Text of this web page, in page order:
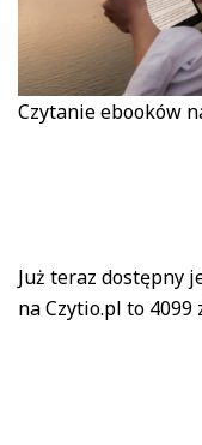
Czytanie ebooków
Już teraz dostępny
na Czytio.pl to 4099